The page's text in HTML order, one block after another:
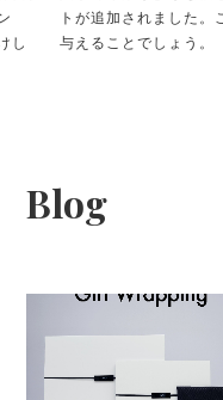
し
トが追加されました。
与えることでしょう。
Blog